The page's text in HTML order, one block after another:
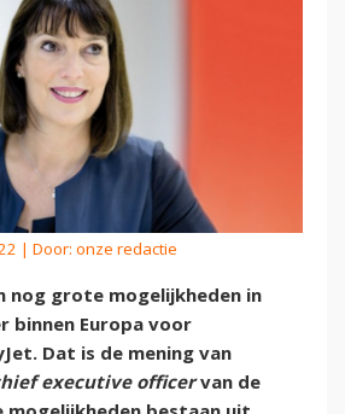
| Door: onze redactie
nog grote mogelijkheden in
binnen Europa voor
Dat is de mening van
executive officervan de